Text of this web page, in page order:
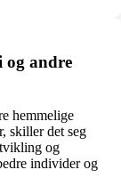
og andre
hemmelige
skiller det seg
og
individer og